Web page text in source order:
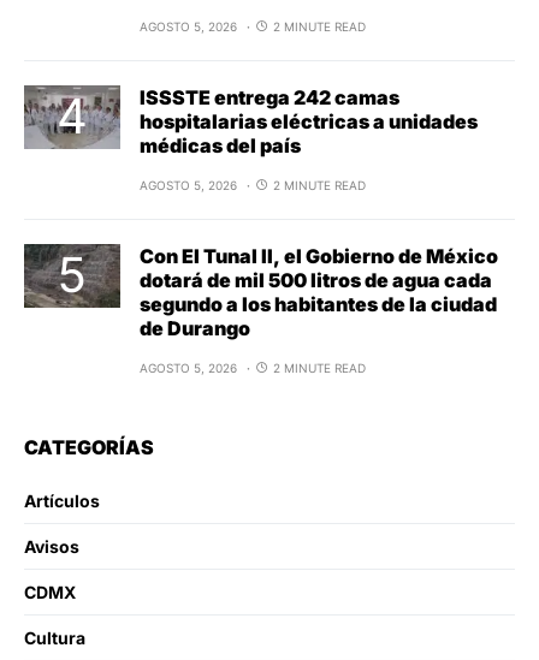
AGOSTO 5, 2026 2 MINUTE READ
ISSSTE entrega 242 camas
hospitalarias eléctricas a unidades
médicas del país
AGOSTO 5, 2026 2 MINUTE READ
Con El Tunal II, el Gobierno de México
dotará de mil 500 litros de agua cada
segundo a los habitantes de la ciudad
de Durango
AGOSTO 5, 2026 2 MINUTE READ
CATEGORÍAS
Artículos
Avisos
CDMX
Cultura